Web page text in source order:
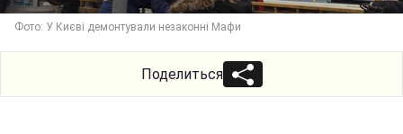
Фото: У Києві демонтували незаконні Мафи
Поделиться